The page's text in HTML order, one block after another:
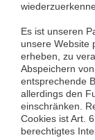
Es ist unseren
unsere Website
erheben, zu
Abspeichern
entsprechende
allerdings den
einschränken.
Cookies ist Art.
berechtigtes